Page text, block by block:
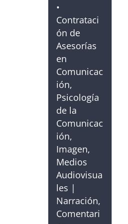
•
Contrataci
ón de
Asesorías
en
Comunicac
ión,
Psicología
de la
Comunicac
ión,
Imagen,
Medios
Audiovisua
les |
Narración,
Comentari